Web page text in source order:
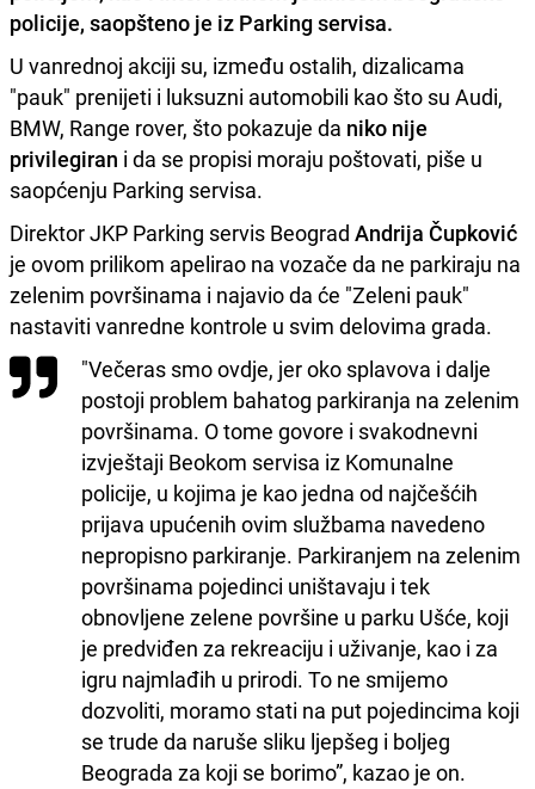
policije, saopšteno je iz Parking servisa.
U vanrednoj akciji su, između ostalih, dizalicama
"pauk" prenijeti i luksuzni automobili kao što su Audi,
BMW, Range rover, što pokazuje da niko nije
privilegiran i da se propisi moraju poštovati, piše u
saopćenju Parking servisa.
Direktor JKP Parking servis Beograd Andrija Čupković
je ovom prilikom apelirao na vozače da ne parkiraju na
zelenim površinama i najavio da će "Zeleni pauk"
nastaviti vanredne kontrole u svim delovima grada.
"Večeras smo ovdje, jer oko splavova i dalje
postoji problem bahatog parkiranja na zelenim
površinama. O tome govore i svakodnevni
izvještaji Beokom servisa iz Komunalne
policije, u kojima je kao jedna od najčešćih
prijava upućenih ovim službama navedeno
nepropisno parkiranje. Parkiranjem na zelenim
površinama pojedinci uništavaju i tek
obnovljene zelene površine u parku Ušće, koji
je predviđen za rekreaciju i uživanje, kao i za
igru najmlađih u prirodi. To ne smijemo
dozvoliti, moramo stati na put pojedincima koji
se trude da naruše sliku ljepšeg i boljeg
Beograda za koji se borimo”, kazao je on.